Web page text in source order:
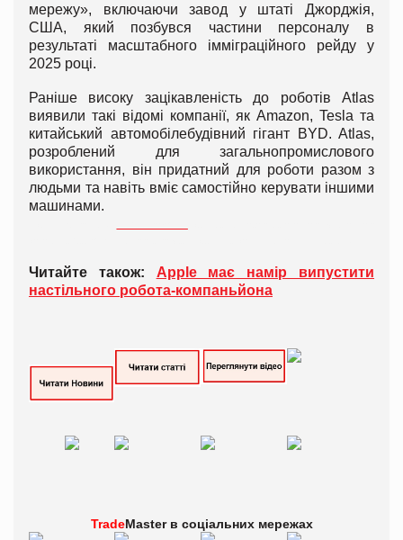
мережу», включаючи завод у штаті Джорджія,
США, який позбувся частини персоналу в
результаті масштабного імміграційного рейду у
2025 році.
Раніше високу зацікавленість до роботів Atlas
виявили такі відомі компанії, як Amazon, Tesla та
китайський автомобілебудівний гігант BYD. Atlas,
розроблений для загальнопромислового
використання, він придатний для роботи разом з
людьми та навіть вміє самостійно керувати іншими
машинами.
Читайте також: Apple має намір випустити
настільного робота-компаньйона
TradeMaster в соціальних мережах